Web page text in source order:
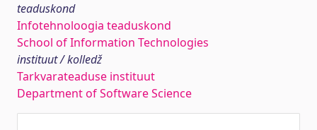
teaduskond
Infotehnoloogia teaduskond
School of Information Technologies
instituut / kolledž
Tarkvarateaduse instituut
Department of Software Science